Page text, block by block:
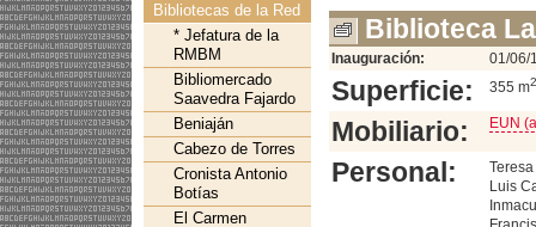
Bibliotecas de la Red
* Jefatura de la
RMBM
Bibliomercado
Saavedra Fajardo
Beniaján
Cabezo de Torres
Cronista Antonio
Botías
El Carmen
Biblioteca
Inauguración: 01/06/
Superficie: 355 m2
Mobiliario: EUN
Personal:
Luis